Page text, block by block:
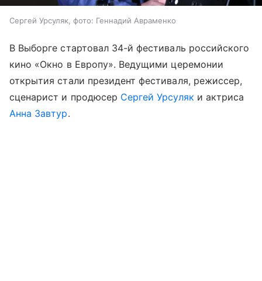
Сергей Урсуляк, фото: Геннадий Авраменко
В Выборге стартовал 34-й фестиваль российского
кино «Окно в Европу». Ведущими церемонии
открытия стали президент фестиваля, режиссер,
сценарист и продюсер Сергей Урсуляк и актриса
Анна Завтур.